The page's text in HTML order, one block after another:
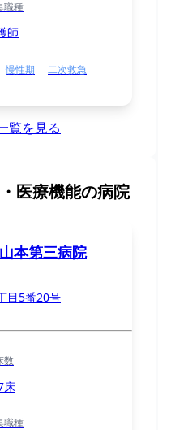
職種
師
慢性期
二次救急
覧を見る
医療機能の病院
本第三病院
目5番20号
数
床
職種